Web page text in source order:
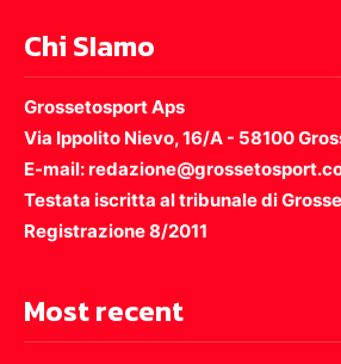
Chi SIamo
Grossetosport Aps
Via Ippolito Nievo, 16/A - 58100
E-mail:
Testata iscritta al tribunale di
Registrazione 8/2011
Most recent